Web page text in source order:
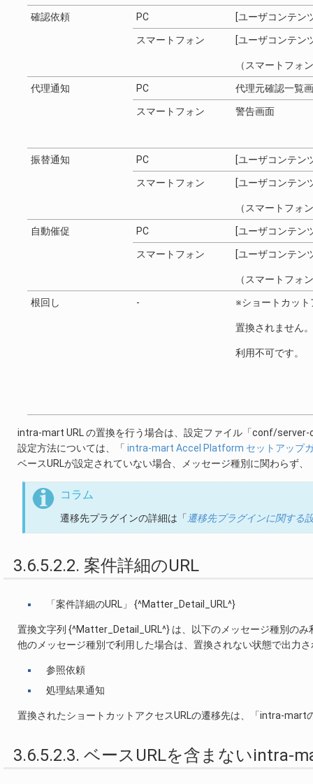
確認依頼 PC [ユーザコンテン
スマートフォン [ユーザコンテン
（スマートフォ
代理通知 PC 代理元確認一覧
スマートフォン 警告画面
振替通知 PC [ユーザコンテン
スマートフォン [ユーザコンテン
（スマートフォ
自動催促 PC [ユーザコンテン
スマートフォン [ユーザコンテン
（スマートフォ
根回し - ※ショートカット
置換されません。
利用不可です。
intra-mart URL の置換を行う場合は、設定ファイル「conf/
設定方法については、「 intra-mart Accel Platform セットアップ
ベースURLが設定されていない場合、メッセージ種別に関わらず
コラム
遷移先プラグインの詳細は「 遷移先プラグインに関する
3.6.5.2.2. 案件詳細のURL
「案件詳細のURL」 {^Matter_Detail_URL^}
置換文字列 {^Matter_Detail_URL^} は、以下のメッセージ種別のみ
他のメッセージ種別で利用した場合は、置換されない状態で出力
参照依頼
処理結果通知
置換されたショートカットアクセスURLの遷移先は、「intra-mart
3.6.5.2.3. ベースURLを含まないintra-